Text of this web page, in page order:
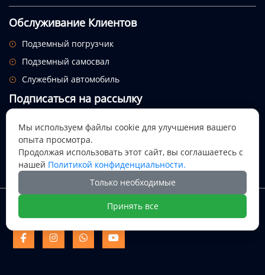
Обслуживание Клиентов
 Подземный погрузчик
 Подземный самосвал
 Служебный автомобиль
Подписаться на рассылку

Авторское право @ Цися Дали Майнинг Машинери ООО
Цися Дали Майнинг Машинери
   
Мы используем файлы cookie для улучшения вашего
опыта просмотра.
Продолжая использовать этот сайт, вы соглашаетесь с
нашей Политикой конфиденциальности.
Только необходимые
Принять все